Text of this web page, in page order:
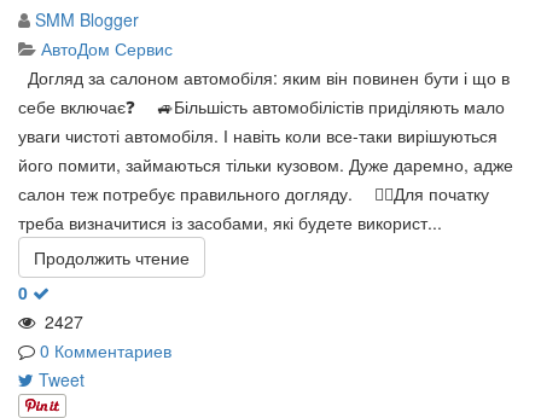
SMM Blogger
АвтоДом Сервис
Догляд за салоном автомобіля: яким він повинен бути і що в
себе включає❓ ⠀ 🚙Більшість автомобілістів приділяють мало
уваги чистоті автомобіля. І навіть коли все-таки вирішуються
його помити, займаються тільки кузовом. Дуже даремно, адже
салон теж потребує правильного догляду. ⠀ ☝🏻Для початку
треба визначитися із засобами, які будете використ...
Продолжить чтение
0
2427
0 Комментариев
Tweet